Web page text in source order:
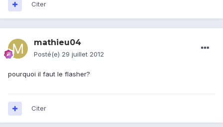
Citer
mathieu04
Posté(e) 29 juillet 2012
pourquoi il faut le flasher?
Citer